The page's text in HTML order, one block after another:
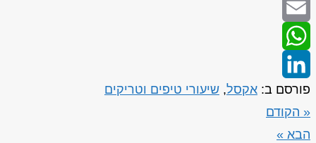
Facebook
Email
WhatsApp
LinkedIn
פורסם ב: אקסל, שיעורי טיפים וטריקים
« הקודם
הבא »